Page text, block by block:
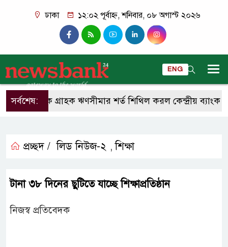
ঢাকা ১২:০২ পূর্বাহ্ন, শনিবার, ০৮ অগাস্ট ২০২৬
ENG
সর্বশেষ:
একক গ্রাহক ঋণসীমার শর্ত শিথিল করল কেন্দ্রীয় ব্যাংক
প্রচ্ছদ / লিড নিউজ-২ ,শিক্ষা
টানা ৩৮ দিনের ছুটিতে যাচ্ছে শিক্ষাপ্রতিষ্ঠান
নিজস্ব প্রতিবেদক